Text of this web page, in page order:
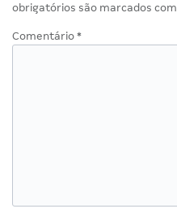
obrigatórios são marcados com
Comentário *